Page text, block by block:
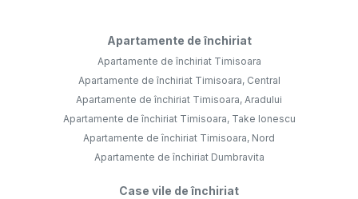
Apartamente de închiriat
Apartamente de închiriat Timisoara
Apartamente de închiriat Timisoara, Central
Apartamente de închiriat Timisoara, Aradului
Apartamente de închiriat Timisoara, Take Ionescu
Apartamente de închiriat Timisoara, Nord
Apartamente de închiriat Dumbravita
Case vile de închiriat